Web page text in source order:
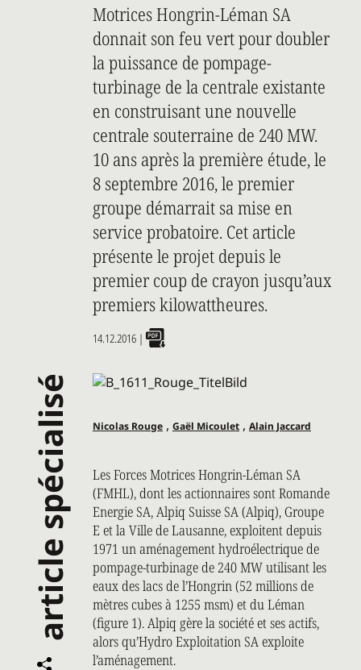
article spécialisé
Motrices Hongrin-Léman SA
donnait son feu vert pour doubler
la puissance de pompage-
turbinage de la centrale existante
en construisant une nouvelle
centrale souterraine de 240 MW.
10 ans après la première étude, le
8 septembre 2016, le premier
groupe démarrait sa mise en
service probatoire. Cet article
présente le projet depuis le
premier coup de crayon jusqu’aux
premiers kilowattheures.
14.12.2016 |
Nicolas Rouge , Gaël Micoulet , Alain Jaccard
Les Forces Motrices Hongrin-Léman SA
(FMHL), dont les actionnaires sont Romande
Energie SA, Alpiq Suisse SA (Alpiq), Groupe
E et la Ville de Lausanne, exploitent depuis
1971 un aménagement hydroélectrique de
pompage-turbinage de 240 MW utilisant les
eaux des lacs de l’Hongrin (52 millions de
mètres cubes à 1255 msm) et du Léman
(figure 1). Alpiq gère la société et ses actifs,
alors qu’Hydro Exploitation SA exploite
l’aménagement.